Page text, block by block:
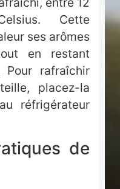
Cette
ses arômes
en restant
Pour rafraîchir
placez-la
réfrigérateur
de